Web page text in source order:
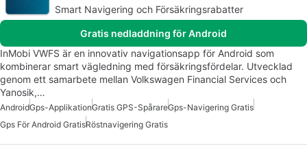
Smart Navigering och Försäkringsrabatter
Gratis nedladdning för Android
InMobi VWFS är en innovativ navigationsapp för Android som
kombinerar smart vägledning med försäkringsfördelar. Utvecklad
genom ett samarbete mellan Volkswagen Financial Services och
Yanosik,…
AndroidGps-ApplikationGratis GPS-SpårareGps-Navigering Gratis
Gps För Android GratisRöstnavigering Gratis